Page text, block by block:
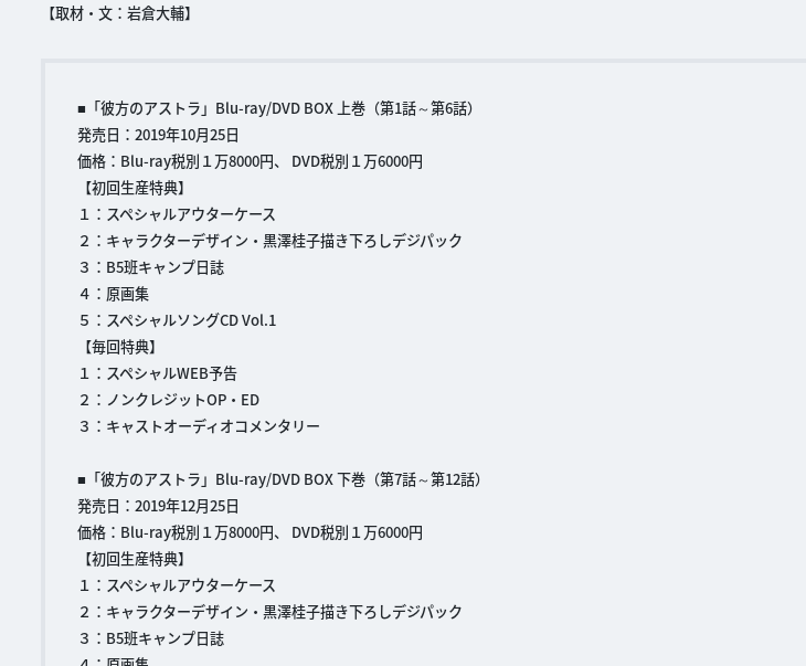
【取材・文：岩倉大輔】
■「彼方のアストラ」Blu-ray/DVD BOX 上巻（第1話～第6話）
発売日：2019年10月25日
価格：Blu-ray税別１万8000円、 DVD税別１万6000円
【初回生産特典】
１：スペシャルアウターケース
２：キャラクターデザイン・黒澤桂子描き下ろしデジパック
３：B5班キャンプ日誌
４：原画集
５：スペシャルソングCD Vol.1
【毎回特典】
１：スペシャルWEB予告
２：ノンクレジットOP・ED
３：キャストオーディオコメンタリー
■「彼方のアストラ」Blu-ray/DVD BOX 下巻（第7話～第12話）
発売日：2019年12月25日
価格：Blu-ray税別１万8000円、 DVD税別１万6000円
【初回生産特典】
１：スペシャルアウターケース
２：キャラクターデザイン・黒澤桂子描き下ろしデジパック
３：B5班キャンプ日誌